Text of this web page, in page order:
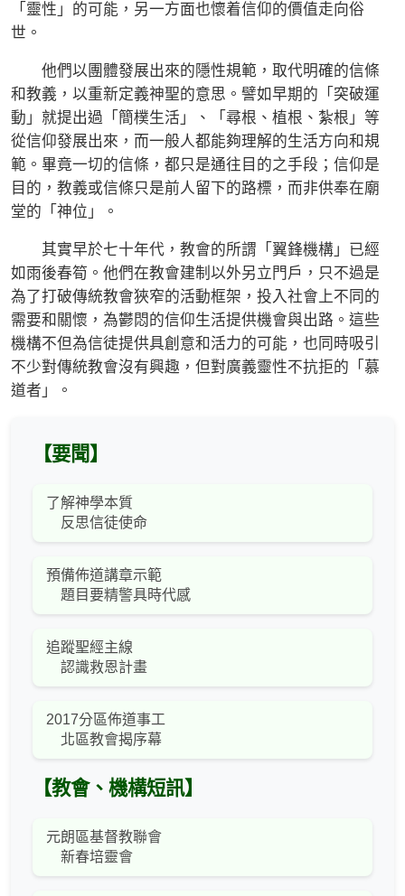
「靈性」的可能，另一方面也懷着信仰的價值走向俗
世。
他們以團體發展出來的隱性規範，取代明確的信條
和教義，以重新定義神聖的意思。譬如早期的「突破運
動」就提出過「簡樸生活」、「尋根、植根、紮根」等
從信仰發展出來，而一般人都能夠理解的生活方向和規
範。畢竟一切的信條，都只是通往目的之手段；信仰是
目的，教義或信條只是前人留下的路標，而非供奉在廟
堂的「神位」。
其實早於七十年代，教會的所謂「翼鋒機構」已經
如雨後春筍。他們在教會建制以外另立門戶，只不過是
為了打破傳統教會狹窄的活動框架，投入社會上不同的
需要和關懷，為鬱悶的信仰生活提供機會與出路。這些
機構不但為信徒提供具創意和活力的可能，也同時吸引
不少對傳統教會沒有興趣，但對廣義靈性不抗拒的「慕
道者」。
【要聞】
了解神學本質
反思信徒使命
預備佈道講章示範
題目要精警具時代感
追蹤聖經主線
認識救恩計畫
2017分區佈道事工
北區教會揭序幕
【教會、機構短訊】
元朗區基督教聯會
新春培靈會